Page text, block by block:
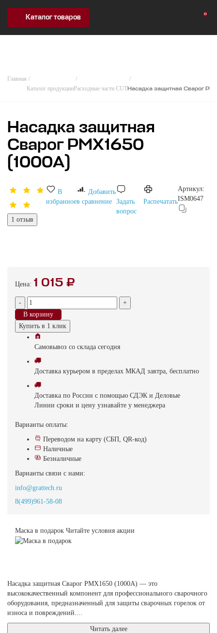
Каталог товаров
0
Главная
Каталог продукции Расходные части CUTНасадка защитная Сварог
Насадка защитная
Сварог PMX1650
(1000А)
1 отзыв
В
избранное
Добавить
в сравнение
Задать
вопрос
Распечатать
Артикул:
ISM0647
Цена: 1 015 ₽
-
+
В корзину
Купить в 1 клик
Самовывоз со склада cегодня
Доставка курьером в пределах МКАД завтра, бесплатно
Доставка по России с помощью СДЭК и Деловые
Линии сроки и цену узнавайте у менеджера
Варианты оплаты:
Переводом на карту (СБП, QR-код)
Наличные
Безналичные
Варианты связи с нами:
info@grattech.ru
8(499)961-58-08
Маска в подарок Читайте условия акции
Насадка защитная Сварог PMX1650 (1000А) — это
высококачественный компонент для профессионального сварочного
оборудования, предназначенный для защиты сварочных горелок от
износа и повреждений....
Читать далее